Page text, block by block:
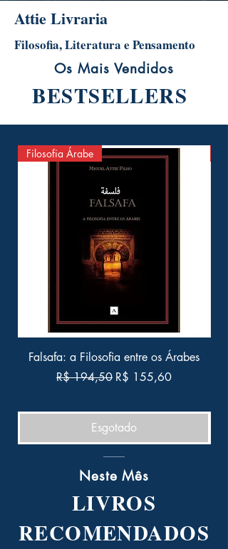
Attie Livraria
Filosofia, Literatura e Pensamento
Os Mais Vendidos
BESTSELLERS
Filosofia Árabe
Falsafa: a Filosofia entre os Árabes
Preço normal
R$ 194,50 Preço promocional
R$ 155,60
Esgotado
Neste Mês
LIVROS
RECOMENDADOS